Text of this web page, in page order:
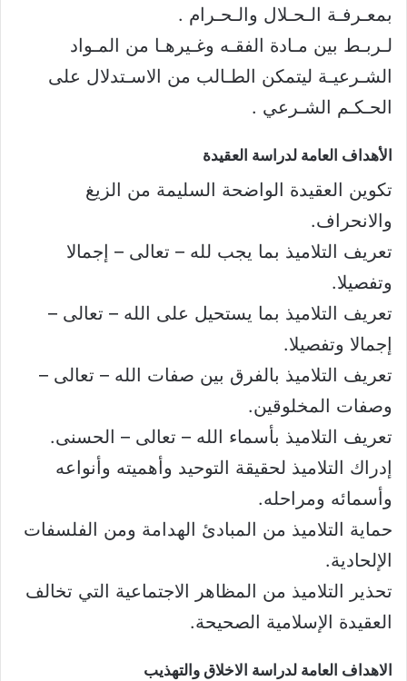
بمعـرفـة الـحـلال والـحـرام .
لـربـط بين مـادة الفقـه وغـيرهـا من المـواد
الشـرعيـة ليتمكن الطـالب من الاسـتدلال على
الحـكـم الشـرعي .
الأهداف العامة لدراسة العقيدة​
تكوين العقيدة الواضحة السليمة من الزيغ
والانحراف.
تعريف التلاميذ بما يجب لله – تعالى – إجمالا
وتفصيلا.
تعريف التلاميذ بما يستحيل على الله – تعالى –
إجمالا وتفصيلا.
تعريف التلاميذ بالفرق بين صفات الله – تعالى –
وصفات المخلوقين.
تعريف التلاميذ بأسماء الله – تعالى – الحسنى.
إدراك التلاميذ لحقيقة التوحيد وأهميته وأنواعه
وأسمائه ومراحله.
حماية التلاميذ من المبادئ الهدامة ومن الفلسفات
الإلحادية.
تحذير التلاميذ من المظاهر الاجتماعية التي تخالف
العقيدة الإسلامية الصحيحة.
الاهداف العامة لدراسة الاخلاق والتهذيب​